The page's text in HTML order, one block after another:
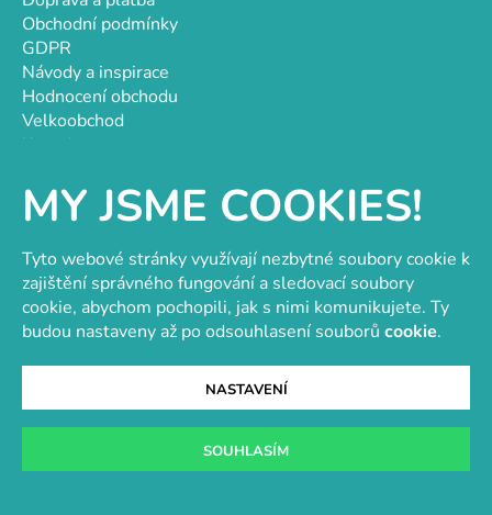
MY JSME COOKIES!
Tyto webové stránky využívají nezbytné soubory cookie k
zajištění správného fungování a sledovací soubory
cookie, abychom pochopili, jak s nimi komunikujete. Ty
budou nastaveny až po odsouhlasení souborů cookie.
NASTAVENÍ
SOUHLASÍM
Obchodní podmínky
GDPR
Návody a inspirace
Hodnocení obchodu
Velkoobchod
Kontakt
objednavky@e-vytvarka.cz
+420 776 848 482
Facebook
Velkoobchod s korálky a komponentyTvořit je radost